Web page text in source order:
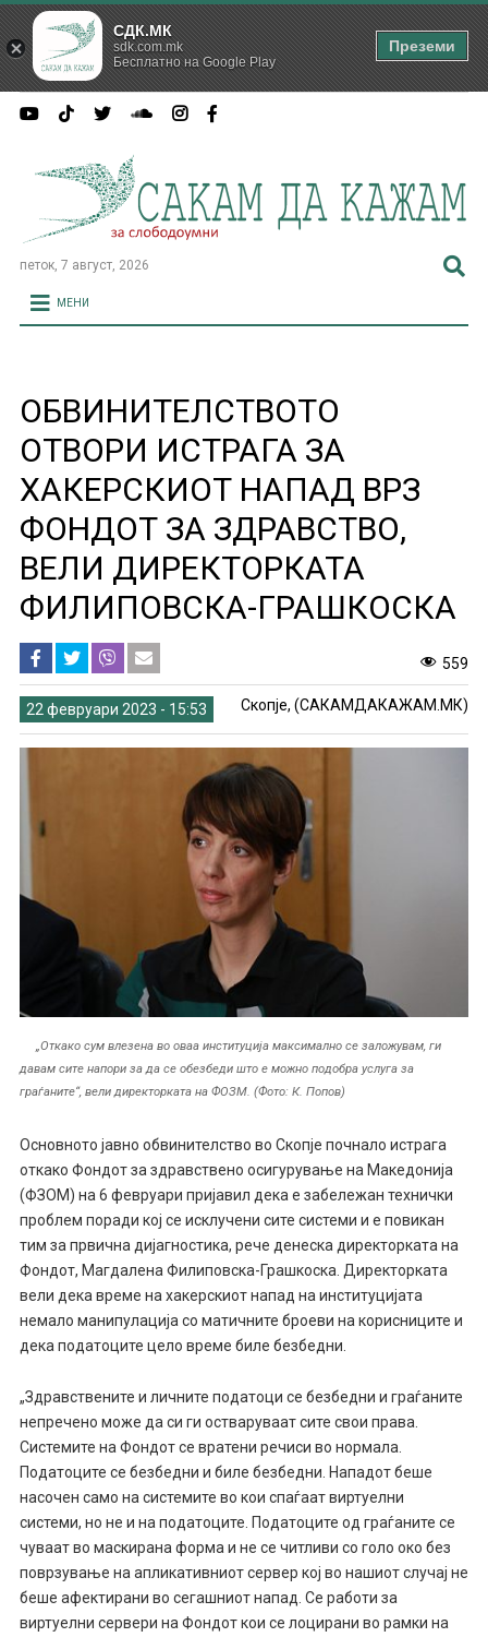
петок, 7 август, 2026
МЕНИ
ОБВИНИТЕЛСТВОТО
ОТВОРИ ИСТРАГА ЗА
ХАКЕРСКИОТ НАПАД ВРЗ
ФОНДОТ ЗА ЗДРАВСТВО,
ВЕЛИ ДИРЕКТОРКАТА
ФИЛИПОВСКА-ГРАШКОСКА
559
22 февруари 2023 - 15:53 Скопје, (САКАМДАКАЖАМ.МК)
„Откако сум влезена во оваа институција максимално се заложувам, ги
давам сите напори за да се обезбеди што е можно подобра услуга за
граѓаните“, вели директорката на ФОЗМ. (Фото: К. Попов)
Основното јавно обвинителство во Скопје почнало истрага
откако Фондот за здравствено осигурување на Македонија
(ФЗОМ) на 6 февруари пријавил дека е забележан технички
проблем поради кој се исклучени сите системи и е повикан
тим за првична дијагностика, рече денеска директорката на
Фондот, Магдалена Филиповска-Грашкоска. Директорката
вели дека време на хакерскиот напад на институцијата
немало манипулација со матичните броеви на корисниците и
дека податоците цело време биле безбедни.
„Здравствените и личните податоци се безбедни и граѓаните
непречено може да си ги остваруваат сите свои права.
Системите на Фондот се вратени речиси во нормала.
Податоците се безбедни и биле безбедни. Нападот беше
насочен само на системите во кои спаѓаат виртуелни
системи, но не и на податоците. Податоците од граѓаните се
чуваат во маскирана форма и не се читливи со голо око без
поврзување на апликативниот сервер кој во нашиот случај не
беше афектирани во сегашниот напад. Се работи за
виртуелни сервери на Фондот кои се лоцирани во рамки на
СДК.МК
sdk.com.mk
Бесплатно на Google Play
Преземи